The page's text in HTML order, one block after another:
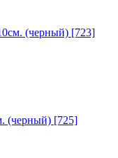
(черный) [723]
(черный) [725]